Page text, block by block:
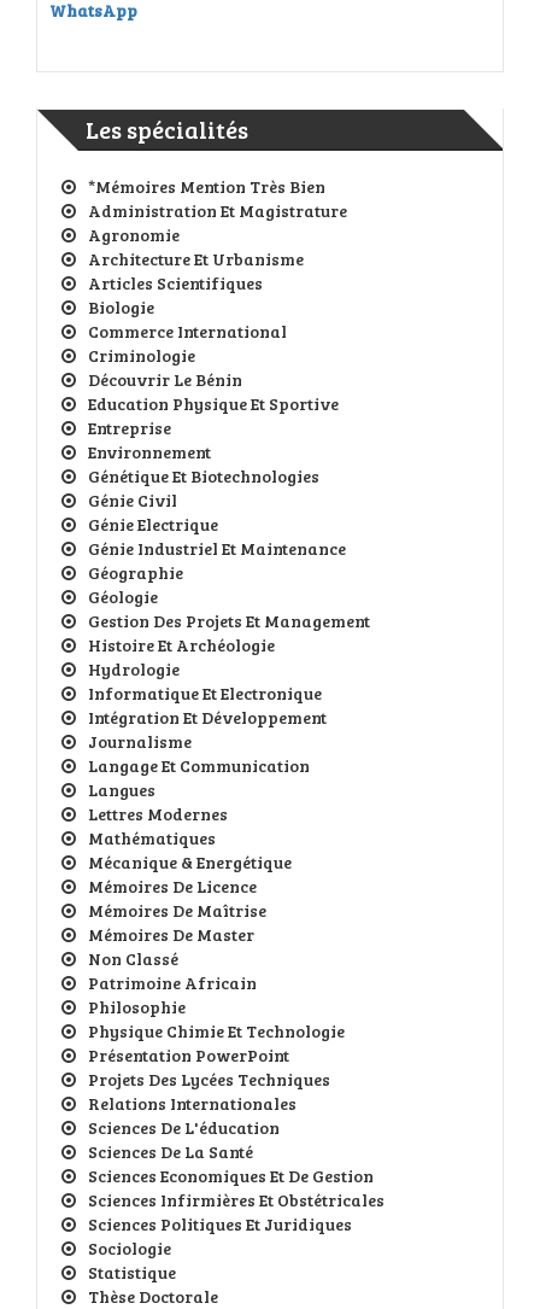
WhatsApp
Les spécialités
*Mémoires Mention Très Bien
Administration Et Magistrature
Agronomie
Architecture Et Urbanisme
Articles Scientifiques
Biologie
Commerce International
Criminologie
Découvrir Le Bénin
Education Physique Et Sportive
Entreprise
Environnement
Génétique Et Biotechnologies
Génie Civil
Génie Electrique
Génie Industriel Et Maintenance
Géographie
Géologie
Gestion Des Projets Et Management
Histoire Et Archéologie
Hydrologie
Informatique Et Electronique
Intégration Et Développement
Journalisme
Langage Et Communication
Langues
Lettres Modernes
Mathématiques
Mécanique & Energétique
Mémoires De Licence
Mémoires De Maîtrise
Mémoires De Master
Non Classé
Patrimoine Africain
Philosophie
Physique Chimie Et Technologie
Présentation PowerPoint
Projets Des Lycées Techniques
Relations Internationales
Sciences De L'éducation
Sciences De La Santé
Sciences Economiques Et De Gestion
Sciences Infirmières Et Obstétricales
Sciences Politiques Et Juridiques
Sociologie
Statistique
Thèse Doctorale